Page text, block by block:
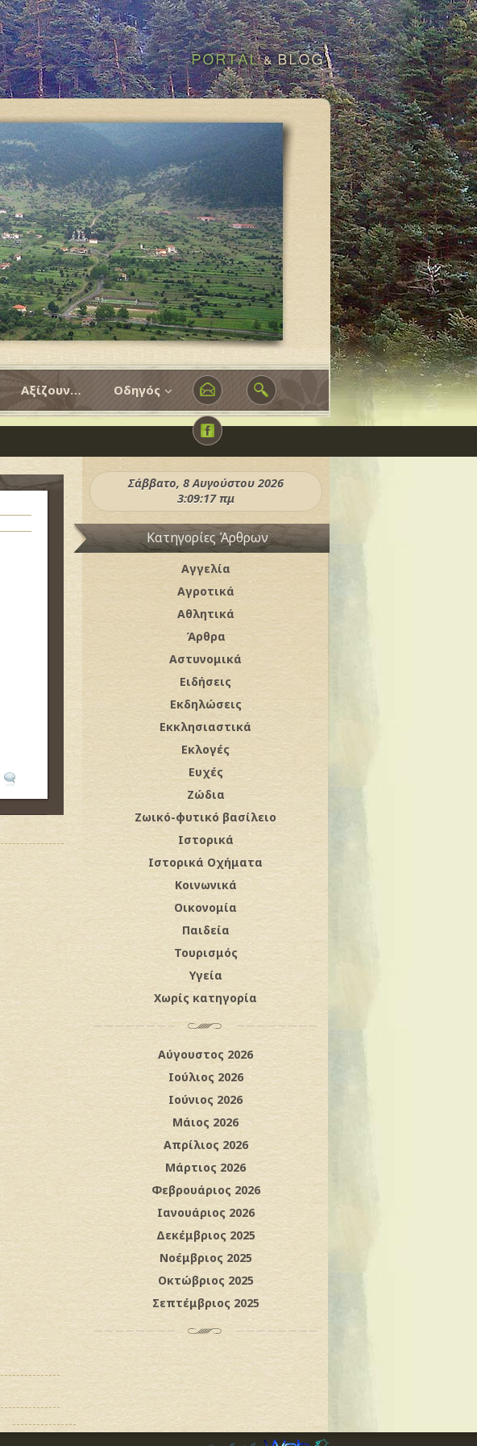
Αξίζουν… Οδηγός
Σάββατο, 8 Αυγούστου 2026
3:09:19 πμ
Κατηγορίες Άρθρων
Αγγελία
Αγροτικά
Αθλητικά
Άρθρα
Αστυνομικά
Ειδήσεις
Εκδηλώσεις
Εκκλησιαστικά
Εκλογές
Ευχές
Ζώδια
Ζωικό-φυτικό βασίλειο
Ιστορικά
Ιστορικά Οχήματα
Κοινωνικά
Οικονομία
Παιδεία
Τουρισμός
Υγεία
Χωρίς κατηγορία
Αύγουστος 2026
Ιούλιος 2026
Ιούνιος 2026
Μάιος 2026
Απρίλιος 2026
Μάρτιος 2026
Φεβρουάριος 2026
Ιανουάριος 2026
Δεκέμβριος 2025
Νοέμβριος 2025
Οκτώβριος 2025
Σεπτέμβριος 2025